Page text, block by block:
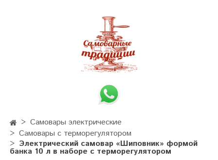
Самовары электрические
Самовары с терморегулятором
Электрический самовар «Шиповник» формой
банка 10 л в наборе с терморегулятором